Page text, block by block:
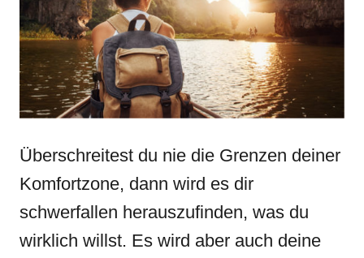
Überschreitest du nie die Grenzen deiner
Komfortzone, dann wird es dir
schwerfallen herauszufinden, was du
wirklich willst. Es wird aber auch deine